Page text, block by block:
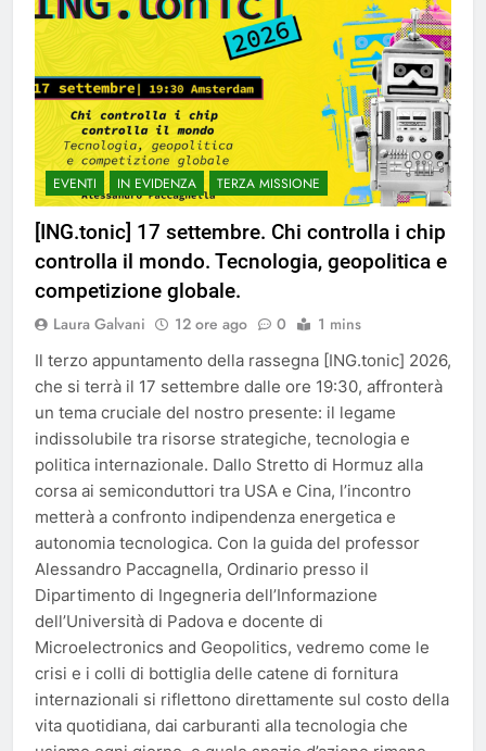
EVENTI IN EVIDENZA TERZA MISSIONE
[ING.tonic] 17 settembre. Chi controlla i chip
controlla il mondo. Tecnologia, geopolitica e
competizione globale.
Laura Galvani 12 ore ago 0 1 mins
Il terzo appuntamento della rassegna [ING.tonic] 2026,
che si terrà il 17 settembre dalle ore 19:30, affronterà
un tema cruciale del nostro presente: il legame
indissolubile tra risorse strategiche, tecnologia e
politica internazionale. Dallo Stretto di Hormuz alla
corsa ai semiconduttori tra USA e Cina, l’incontro
metterà a confronto indipendenza energetica e
autonomia tecnologica. Con la guida del professor
Alessandro Paccagnella, Ordinario presso il
Dipartimento di Ingegneria dell’Informazione
dell’Università di Padova e docente di
Microelectronics and Geopolitics, vedremo come le
crisi e i colli di bottiglia delle catene di fornitura
internazionali si riflettono direttamente sul costo della
vita quotidiana, dai carburanti alla tecnologia che